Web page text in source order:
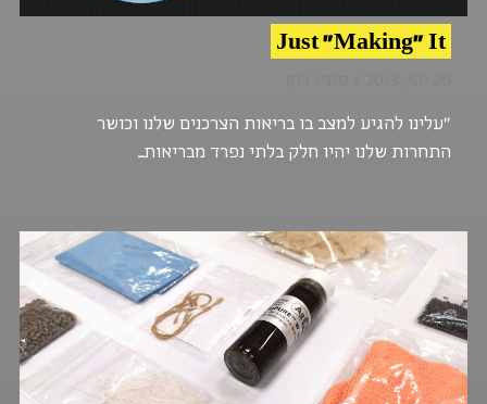
Just "Making" It
"עלינו להגיע למצב בו בריאות הצרכנים שלנו וכושר
התחרות שלנו יהיו חלק בלתי נפרד מבריאות...